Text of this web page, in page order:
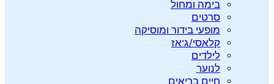
בימה ומחול
סרטים
מופעי בידור ומוסיקה
קלאסי/ג’אז
לילדים
לנוער
חיים בריאים